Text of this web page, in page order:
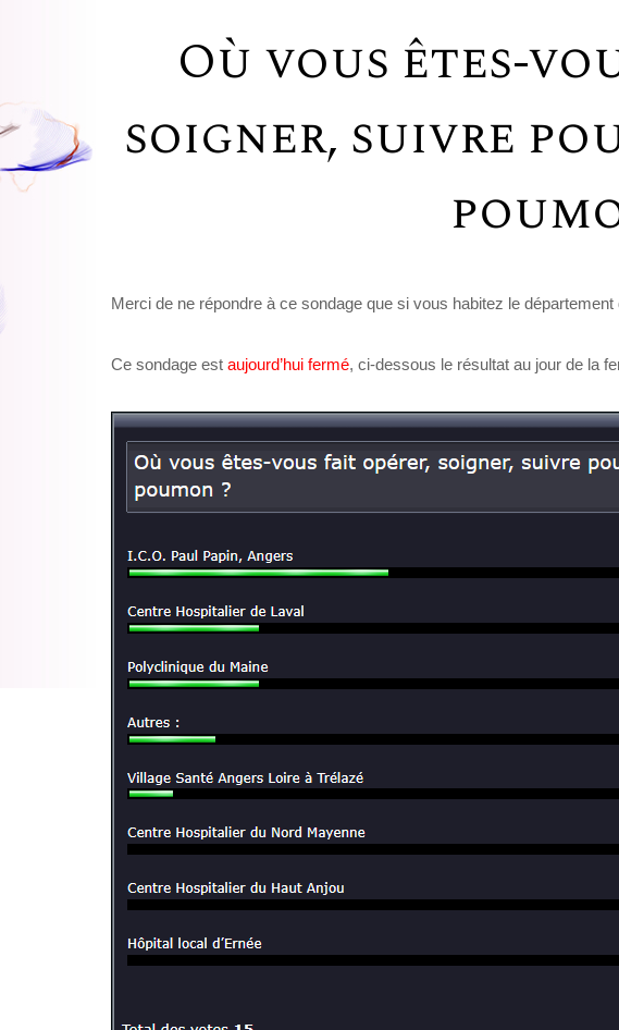
Où vous êtes-
soigner, suivre
Merci de ne répondre à ce sondage que si vous habitez le département
Ce sondage est aujourd’hui fermé, ci-dessous le résultat au jour de la